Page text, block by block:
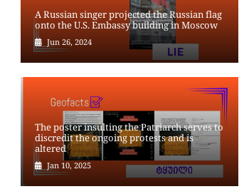
A Russian singer projected the Russian flag
onto the U.S. Embassy building in Moscow
Jun 26, 2024
The poster insulting the Patriarch serves to
discredit the ongoing protests and is
altered
Jan 10, 2025